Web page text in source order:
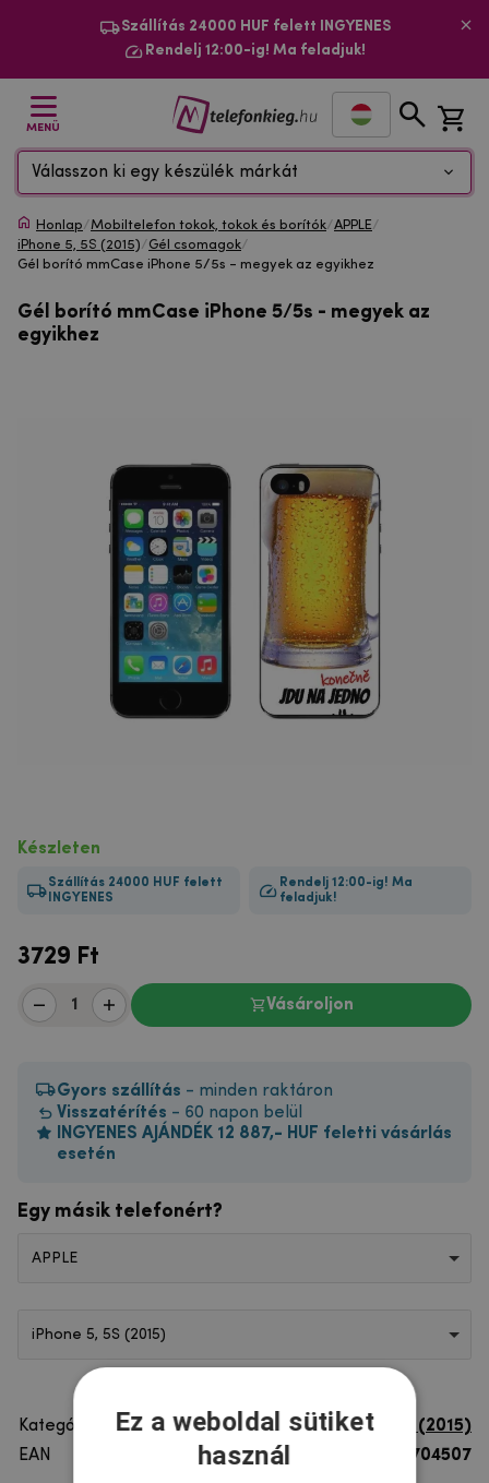
Szállítás 24000 HUF felett INGYENES
Rendelj 12:00-ig! Ma feladjuk!
MENÜ
Válasszon ki egy készülék márkát
Honlap/Mobiltelefon tokok, tokok és borítók/APPLE/
iPhone 5, 5S (2015)/Gél csomagok/
Gél borító mmCase iPhone 5/5s - megyek az egyikhez
Gél borító mmCase iPhone 5/5s - megyek az
egyikhez
Készleten
Szállítás 24000 HUF felett
INGYENES
Rendelj 12:00-ig! Ma
feladjuk!
3729 Ft
Vásároljon
Gyors szállítás - minden raktáron
Visszatérítés - 60 napon belül
INGYENES AJÁNDÉK 12 887,- HUF feletti vásárlás
esetén
Egy másik telefonért?
APPLE
iPhone 5, 5S (2015)
Kategória
iPhone 5, 5S (2015)
EAN
8596579704507
Ez a weboldal sütiket
használ